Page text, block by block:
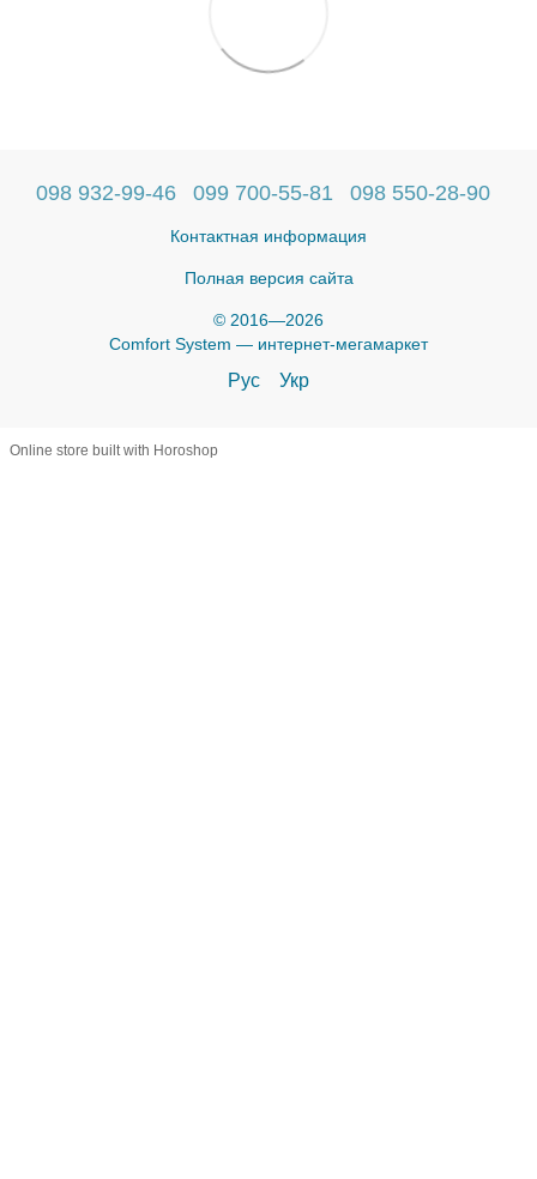
098 932-99-46 099 700-55-81 098 550-28-90
Контактная информация
Полная версия сайта
© 2016—2026
Comfort System — интернет-мегамаркет
Рус Укр
Online store built with Horoshop